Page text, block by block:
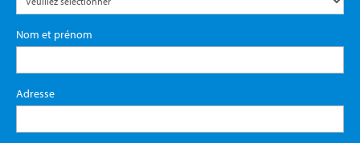
Nom et prénom
Adresse